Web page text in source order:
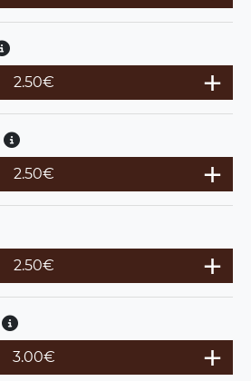
2.50€
2.50€
2.50€
3.00€